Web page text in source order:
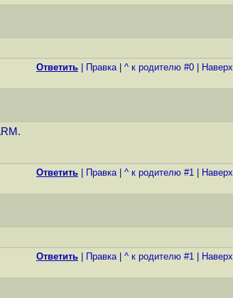
Ответить Правка| ^ к родителю #0 Наверх
Ответить Правка| ^ к родителю #1 Наверх
Ответить Правка| ^ к родителю #1 Наверх